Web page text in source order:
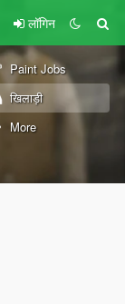
लॉगिन
Paint Jobs
खिलाड़ी
More